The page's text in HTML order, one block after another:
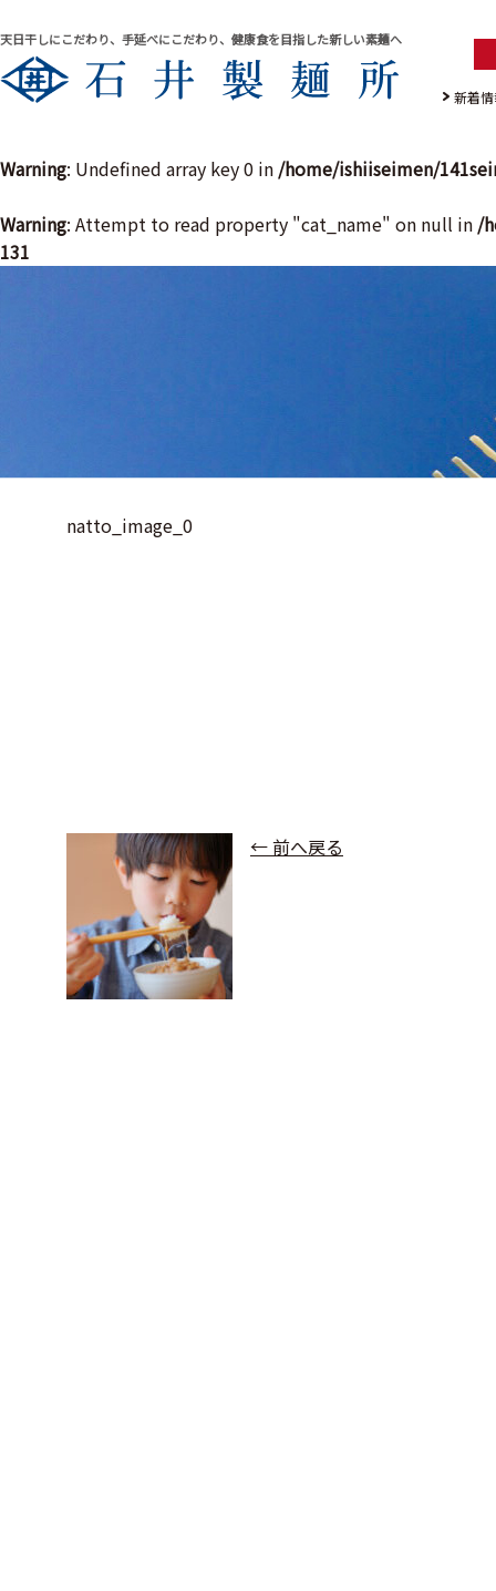
天日干しにこだわり、手延べにこだわり、健康食を目指した新しい素麺へ
新着
Warning: Undefined array key 0 in /home/ishiiseimen/
Warning: Attempt to read property "cat_name" on null in /
131
natto_image_0
← 前へ戻る